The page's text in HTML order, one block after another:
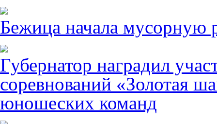
Бежица начала мусорную
Губернатор наградил
соревнований «Золотая
юношеских команд